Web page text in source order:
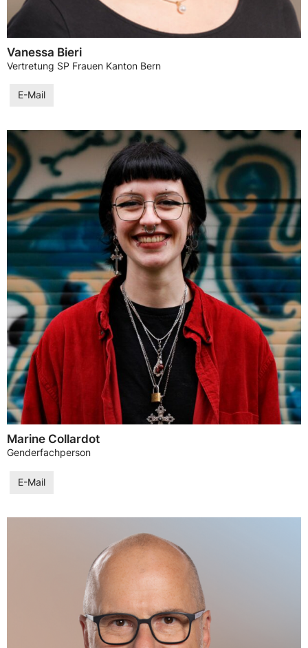
Vanessa Bieri
Vertretung SP Frauen Kanton Bern
E-Mail
Marine Collardot
Genderfachperson
E-Mail